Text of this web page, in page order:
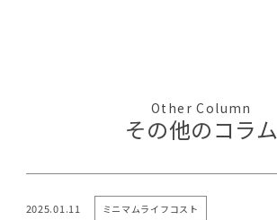
Other Column
その他のコラム
2025.01.11 ミニマムライフコスト